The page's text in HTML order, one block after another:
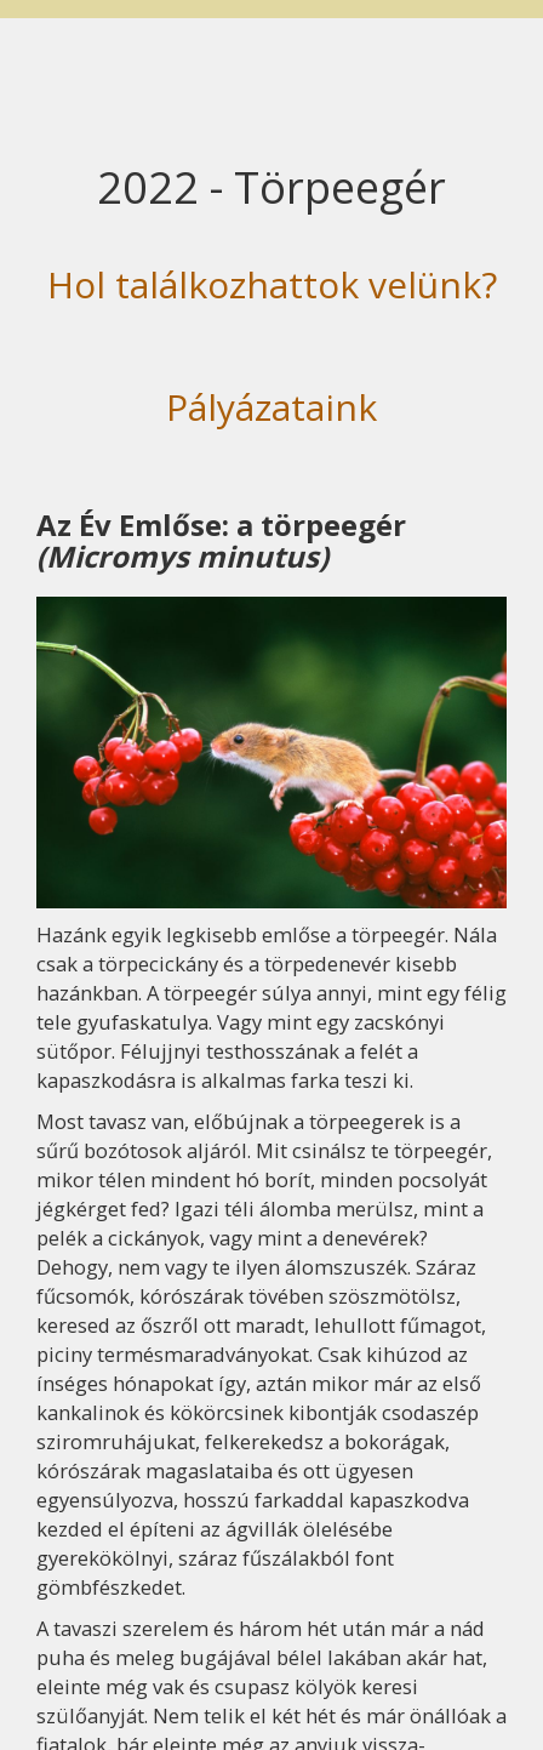
2022 - Törpeegér
Hol találkozhattok velünk?
Pályázataink
Az Év Emlőse: a törpeegér
(Micromys minutus)
Hazánk egyik legkisebb emlőse a törpeegér. Nála
csak a törpecickány és a törpedenevér kisebb
hazánkban. A törpeegér súlya annyi, mint egy félig
tele gyufaskatulya. Vagy mint egy zacskónyi
sütőpor. Félujjnyi testhosszának a felét a
kapaszkodásra is alkalmas farka teszi ki.
Most tavasz van, előbújnak a törpeegerek is a
sűrű bozótosok aljáról. Mit csinálsz te törpeegér,
mikor télen mindent hó borít, minden pocsolyát
jégkérget fed? Igazi téli álomba merülsz, mint a
pelék a cickányok, vagy mint a denevérek?
Dehogy, nem vagy te ilyen álomszuszék. Száraz
fűcsomók, kórószárak tövében szöszmötölsz,
keresed az őszről ott maradt, lehullott fűmagot,
piciny termésmaradványokat. Csak kihúzod az
ínséges hónapokat így, aztán mikor már az első
kankalinok és kökörcsinek kibontják csodaszép
sziromruhájukat, felkerekedsz a bokorágak,
kórószárak magaslataiba és ott ügyesen
egyensúlyozva, hosszú farkaddal kapaszkodva
kezded el építeni az ágvillák ölelésébe
gyerekökölnyi, száraz fűszálakból font
gömbfészkedet.
A tavaszi szerelem és három hét után már a nád
puha és meleg bugájával bélel lakában akár hat,
eleinte még vak és csupasz kölyök keresi
szülőanyját. Nem telik el két hét és már önállóak a
fiatalok, bár eleinte még az anyjuk vissza-